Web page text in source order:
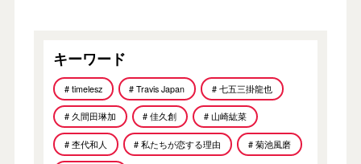
キーワード
# timelesz # Travis Japan # 七五三掛龍也
# 久間田琳加 # 佳久創 # 山崎紘菜
# 杢代和人 # 私たちが恋する理由 # 菊池風磨